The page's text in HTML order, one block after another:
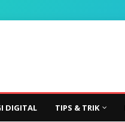
DIGITAL TIPS & TRIK